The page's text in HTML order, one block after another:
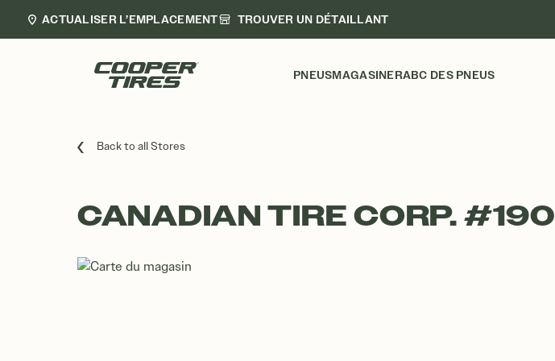
ACTUALISER L’EMPLACEMENT TROUVER UN DÉTAILLANT
PNEUSMAGASINERABC DES PNEUS
Back to all Stores
CANADIAN TIRE CORP. #190